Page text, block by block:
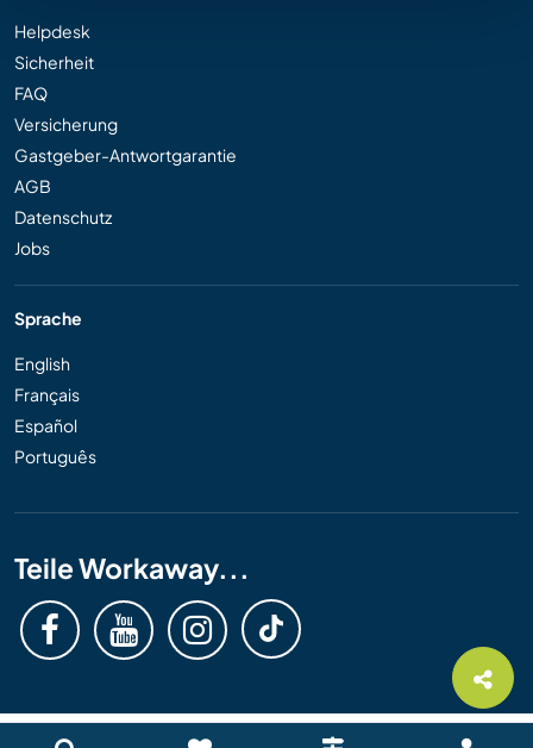
Helpdesk
Sicherheit
FAQ
Versicherung
Gastgeber-Antwortgarantie
AGB
Datenschutz
Jobs
Sprache
English
Français
Español
Português
Teile Workaway...